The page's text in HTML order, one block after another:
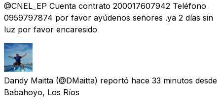
@CNEL_EP Cuenta contrato 200017607942 Teléfono
0959797874 por favor ayúdenos señores .ya 2 días sin
luz por favor encaresido
Dandy Maitta (@DMaitta) reportó hace 33 minutos desde
Babahoyo, Los Ríos